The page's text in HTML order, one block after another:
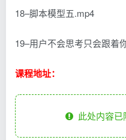
18–脚本模型五.mp4
19–用户不会思考只会跟着
课程地址：
此处内容已